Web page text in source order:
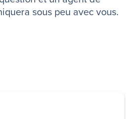
sous peu avec vous.